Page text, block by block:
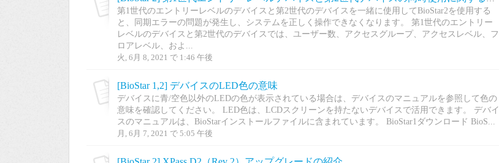
第1世代のエントリーレベルのデバイスと第2世代のデバイスを一緒に使用してBioStar2を使用する
と、同期エラーの問題が発生し、システムを正しく操作できなくなります。 第1世代のエントリー
レベルのデバイスと第2世代のデバイスでは、ユーザー数、アクセスグループ、アクセスレベル、フ
ロアレベル、およ...
火, 6月 8, 2021 で 1:46 午後
[BioStar 1,2] デバイスのLED色の意味
デバイスに青/空色以外のLEDの色が表示されている場合は、デバイスのマニュアルを参照して色の
意味を確認してください。 LED色は、LCDスクリーンを持たないデバイスで活用できます。 デバイ
スのマニュアルは、BioStarインストールファイルに含まれています。 BioStar1ダウンロード BioS...
月, 6月 7, 2021 で 5:05 午後